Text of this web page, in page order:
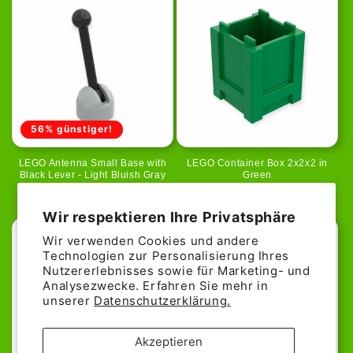
Wir respektieren Ihre Privatsphäre
Wir verwenden Cookies und andere
Technologien zur Personalisierung Ihres
Nutzererlebnisses sowie für Marketing- und
Analysezwecke. Erfahren Sie mehr in
unserer Datenschutzerklärung.
Akzeptieren
56% günstiger!
LEGO Antenna Small Base with
Black Lever - Light Bluish Gray
Preis
LEGO Container Box 2x2x2 in
Green
Preis